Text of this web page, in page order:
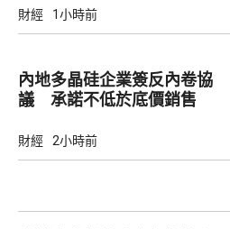
財經 1小時前
內地多晶硅企業簽反內卷協
議 承諾不低於底價銷售
財經 2小時前